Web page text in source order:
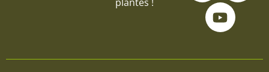
c
e
o
s
g
u
t
u
b